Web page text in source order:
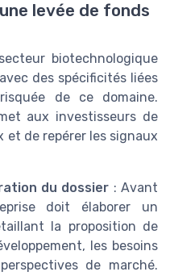
levée de fonds
biotechnologique
des spécificités liées
de ce domaine.
aux investisseurs de
et de repérer les signaux
du dossier : Avant
doit élaborer un
la proposition de
les besoins
de marché.